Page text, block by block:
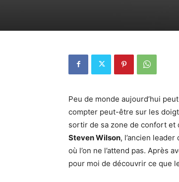
Peu de monde aujourd’hui
compter peut-être sur les
sortir de sa zone de confort et
Steven Wilson, l’ancien leader
où l’on ne l’attend pas. Après
pour moi de découvrir ce que